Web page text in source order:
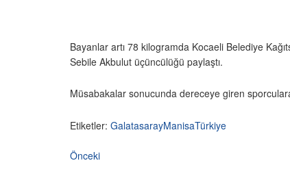
Bayanlar artı 78 kilogramda Kocaeli Belediye
Sebile Akbulut üçüncülüğü paylaştı.
Müsabakalar sonucunda dereceye giren
Etiketler: GalatasarayManisaTürkiye
Önceki